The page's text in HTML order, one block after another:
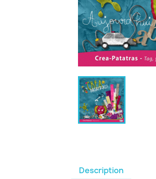
Description